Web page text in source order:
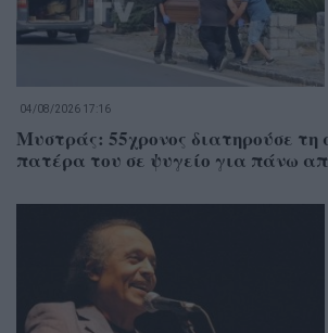
04/08/2026 17:16
Μυστράς: 55χρονος διατηρούσε τη
πατέρα του σε ψυγείο για πάνω